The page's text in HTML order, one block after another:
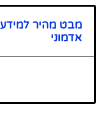
מבט מהיר למידע
אדמוני